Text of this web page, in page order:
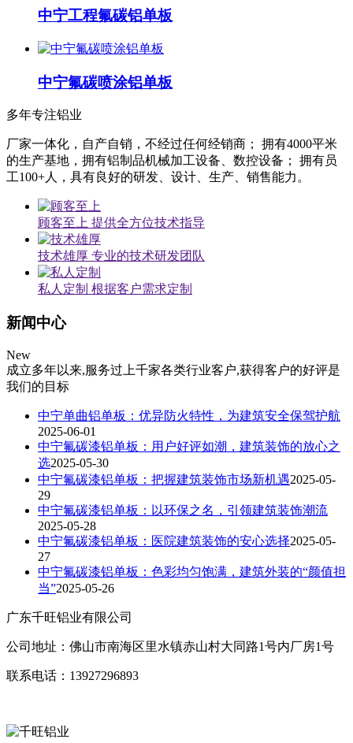
中宁工程氟碳铝单板
中宁氟碳喷涂铝单板
多年专注铝业
厂家一体化，自产自销，不经过任何经销商； 拥有4000平米
的生产基地，拥有铝制品机械加工设备、数控设备； 拥有员
工100+人，具有良好的研发、设计、生产、销售能力。
顾客至上 提供全方位技术指导
技术雄厚 专业的技术研发团队
私人定制 根据客户需求定制
新闻中心
New
成立多年以来,服务过上千家各类行业客户,获得客户的好评是
我们的目标
中宁单曲铝单板：优异防火特性，为建筑安全保驾护航
2025-06-01
中宁氟碳漆铝单板：用户好评如潮，建筑装饰的放心之
选2025-05-30
中宁氟碳漆铝单板：把握建筑装饰市场新机遇2025-05-
29
中宁氟碳漆铝单板：以环保之名，引领建筑装饰潮流
2025-05-28
中宁氟碳漆铝单板：医院建筑装饰的安心选择2025-05-
27
中宁氟碳漆铝单板：色彩均匀饱满，建筑外装的“颜值担
当”2025-05-26
广东千旺铝业有限公司
公司地址：佛山市南海区里水镇赤山村大同路1号内厂房1号
联系电话：13927296893